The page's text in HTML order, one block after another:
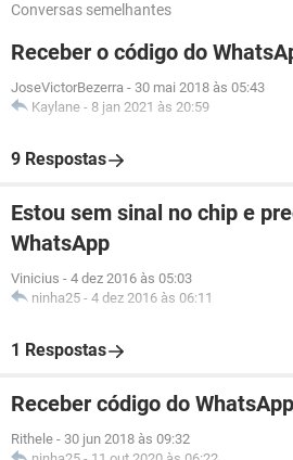
Conversas semelhantes
Receber o código do
JoseVictorBezerra - 30 mai 2018 às 05:43
Kaylane - 8 jan 2021 às 20:59
9 Respostas
Estou sem sinal no chip e
WhatsApp
Vinicius - 4 dez 2016 às 05:03
ninha25 - 4 dez 2016 às 06:11
1 Respostas
Receber código do
Rithele - 30 jun 2018 às 09:32